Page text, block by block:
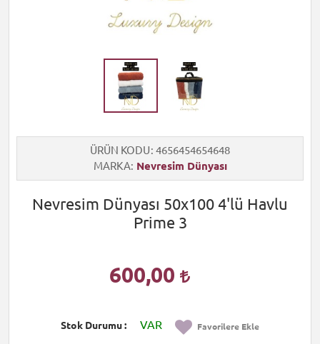
ÜRÜN KODU 4656454654648
MARKA Nevresim Dünyası
Nevresim Dünyası 50x100 4'lü Havlu
Prime 3
600,00
Stok Durumu VAR Favorilere Ekle